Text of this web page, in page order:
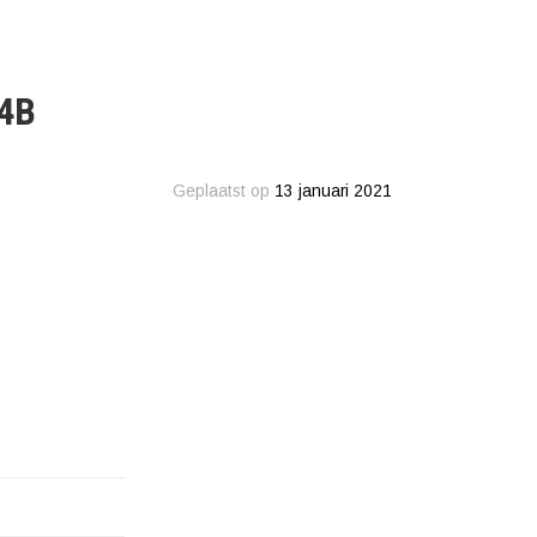
Geplaatst op 13 januari 2021